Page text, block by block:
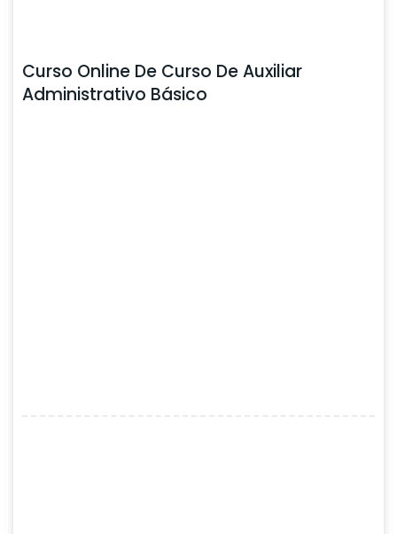
Curso Online De Curso De Auxiliar
Administrativo Básico